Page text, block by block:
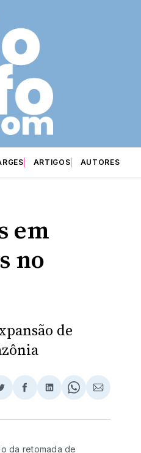
ARTIGOS AUTORES
em
no
de
Compartilhar
Twitter
Compartilhar
Facebook
Compartilhar
LinkedIn
Share
WhatsApp
Email
da retomada de